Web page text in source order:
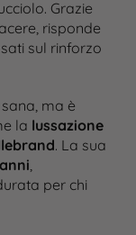
Grazie
risponde
sul rinforzo
ma è
la lussazione
. La sua
,
per chi